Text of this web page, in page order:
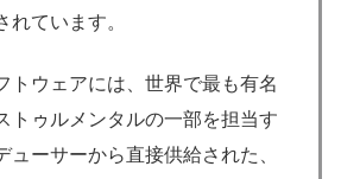
れています。
トウェアには、世界で最も有名
トゥルメンタルの一部を担当す
ューサーから直接供給された、